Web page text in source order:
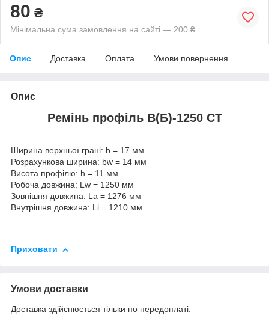
80 ₴
Мінімальна сума замовлення на сайті — 200 ₴
Опис Доставка Оплата Умови повернення
Опис
Ремінь профіль В(Б)-1250 СТ
Ширина верхньої грані: b = 17 мм
Розрахункова ширина: bw = 14 мм
Висота профілю: h = 11 мм
Робоча довжина: Lw = 1250 мм
Зовнішня довжина: La = 1276 мм
Внутрішня довжина: Li = 1210 мм
Приховати
Умови доставки
Доставка здійснюється тільки по передоплаті.